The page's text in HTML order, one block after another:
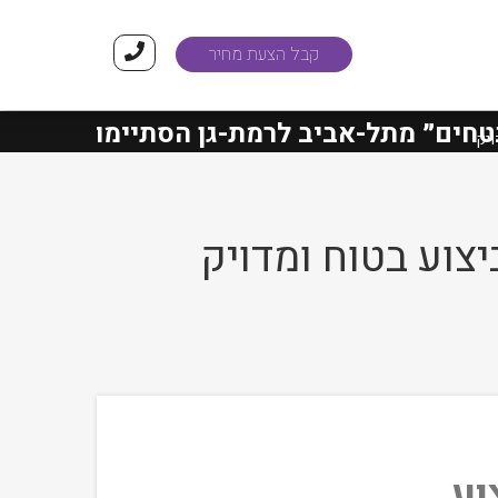
קבל הצעת מחיר
מתל-אביב לרמת-גן הסתיימו בהצלחה!
בטוח ומדויק